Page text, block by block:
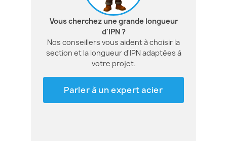
Vous cherchez une grande longueur
d'IPN ?
Nos conseillers vous aident à choisir la
section et la longueur d'IPN adaptées à
votre projet.
Parler à un expert acier